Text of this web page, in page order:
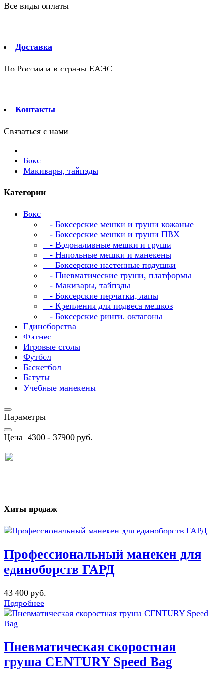
Все виды оплаты
Доставка
По России и в страны ЕАЭС
Контакты
Связаться с нами
Бокс
Макивары, тайпэды
Категории
Бокс
- Боксерские мешки и груши кожаные
- Боксерские мешки и груши ПВХ
- Водоналивные мешки и груши
- Напольные мешки и манекены
- Боксерские настенные подушки
- Пневматические груши, платформы
- Макивары, тайпэды
- Боксерские перчатки, лапы
- Крепления для подвеса мешков
- Боксерские ринги, октагоны
Единоборства
Фитнес
Игровые столы
Футбол
Баскетбол
Батуты
Учебные манекены
Параметры
Цена 4300 - 37900 руб.
Хиты продаж
Профессиональный манекен для
единоборств ГАРД
43 400 руб.
Подробнее
Пневматическая скоростная
груша CENTURY Speed Bag